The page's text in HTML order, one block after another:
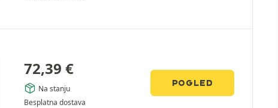
72,39 €
Na stanju
Besplatna dostava
POGLED